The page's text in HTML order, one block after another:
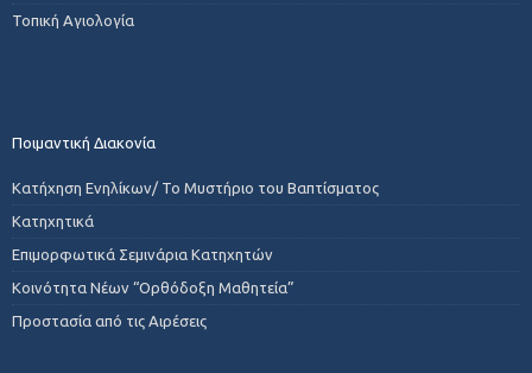
Τοπική Αγιολογία
Ποιμαντική Διακονία
Κατήχηση Ενηλίκων/ Το Μυστήριο του Βαπτίσματος
Κατηχητικά
Επιμορφωτικά Σεμινάρια Κατηχητών
Κοινότητα Νέων “Ορθόδοξη Μαθητεία”
Προστασία από τις Αιρέσεις